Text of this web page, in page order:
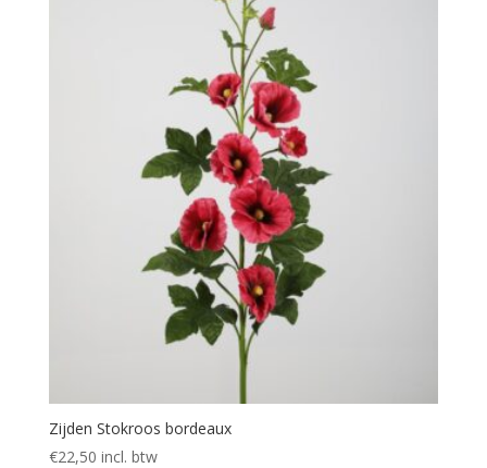
Zijden Stokroos bordeaux
€22,50 incl. btw